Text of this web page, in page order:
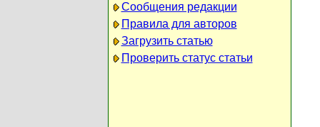
Сообщения редакции
Правила для авторов
Загрузить статью
Проверить статус статьи